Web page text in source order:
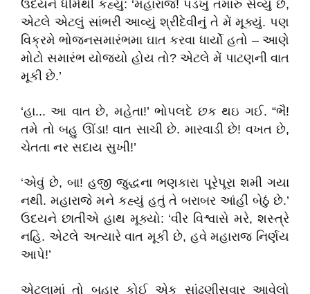
ઉદયને ધીમેથી કહ્યું: ‘મહારાજ! પડખું તમારું સેવ્યું છે,
એટલે એટલું સાંભરી આવ્યું શ્રીદેવીનું તે મેં મૂક્યું. પણ
વિક્રમે ભોજનસમારંભમા ઘાત કરવા ધાર્યો હતો – આણે
મોટો સમારંભ યોજ્યો હોય તો? એટલે મેં પાટણની વાત
મૂકી છે.’
‘હા... આ વાત છે, મહેતા!’ ભોપલદે છક થઇ ગઈ. “ભૈ!
તમે તો બહુ ઊંડા! વાત સાચી છે. મારવાડી છે! વખત છે,
ચેતતા નર સદાય સુખી!’
‘એવું છે, બા! હજી જુદ્ધના ભણકારા પૂરેપૂરા શમી ગયા
નથી. મહારાજે મને કહ્યું હતું તે બરાબર આંહીં બેઠું છે.’
ઉદયને છાતીએ હાથ મૂક્યો: ‘વીર વિશ્વાસે મરે, શસ્ત્રે
નહિ. એટલે અત્યારે વાત મૂકી છે, હવે મહારાજ નિર્ણય
આપે!’
એટલામાં તો બહાર કોઈ એક સાંઢણીસવાર આવેલો